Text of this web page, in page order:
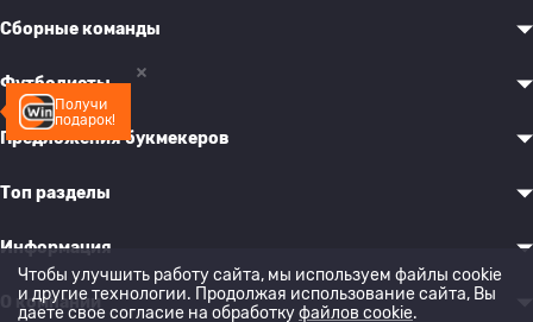
Получи
подарок!
Сборные команды
Футболисты
Предложения букмекеров
Топ разделы
Информация
О компании
Чтобы улучшить работу сайта, мы используем файлы cookie
и другие технологии. Продолжая использование сайта, Вы
даете свое согласие на обработкуфайлов cookie.